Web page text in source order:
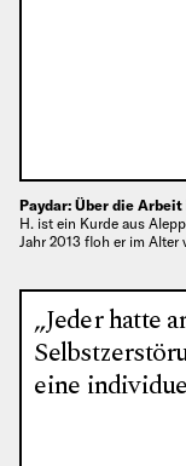
Paydar: Über die Arbeit
H. ist ein Kurde aus
Jahr 2013 floh er im Alter
„Jeder hatte
eine